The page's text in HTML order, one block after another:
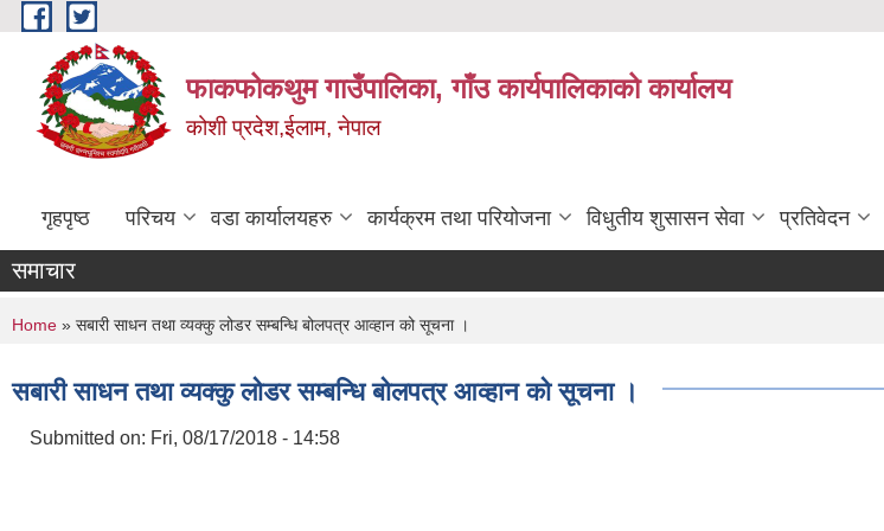
Skip to main content
फाकफोकथुम गाउँपालिका, गाँउ कार्यपालिकाको कार्यालय
कोशी प्रदेश,ईलाम, नेपाल
गृहपृष्ठ परिचय वडा कार्यालयहरु कार्यक्रम तथा परियोजना विधुतीय शुसासन सेवा प्रतिवेदन
समाचार
You are here
Home » सबारी साधन तथा व्यक्कु लोडर सम्बन्धि बोलपत्र आव्हान को सूचना ।
सबारी साधन तथा व्यक्कु लोडर सम्बन्धि बोलपत्र आव्हान को सूचना ।
Submitted on: Fri, 08/17/2018 - 14:58